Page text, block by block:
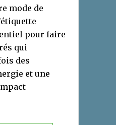
mode de
pour faire
qui
des
et une